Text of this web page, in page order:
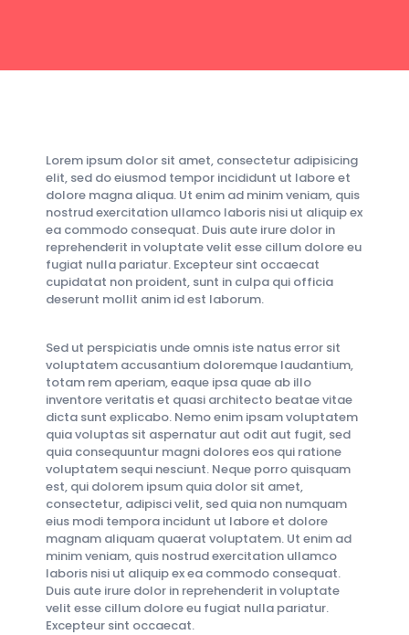
Lorem ipsum dolor sit amet, consectetur adipisicing
elit, sed do eiusmod tempor incididunt ut labore et
dolore magna aliqua. Ut enim ad minim veniam, quis
nostrud exercitation ullamco laboris nisi ut aliquip ex
ea commodo consequat. Duis aute irure dolor in
reprehenderit in voluptate velit esse cillum dolore eu
fugiat nulla pariatur. Excepteur sint occaecat
cupidatat non proident, sunt in culpa qui officia
deserunt mollit anim id est laborum.
Sed ut perspiciatis unde omnis iste natus error sit
voluptatem accusantium doloremque laudantium,
totam rem aperiam, eaque ipsa quae ab illo
inventore veritatis et quasi architecto beatae vitae
dicta sunt explicabo. Nemo enim ipsam voluptatem
quia voluptas sit aspernatur aut odit aut fugit, sed
quia consequuntur magni dolores eos qui ratione
voluptatem sequi nesciunt. Neque porro quisquam
est, qui dolorem ipsum quia dolor sit amet,
consectetur, adipisci velit, sed quia non numquam
eius modi tempora incidunt ut labore et dolore
magnam aliquam quaerat voluptatem. Ut enim ad
minim veniam, quis nostrud exercitation ullamco
laboris nisi ut aliquip ex ea commodo consequat.
Duis aute irure dolor in reprehenderit in voluptate
velit esse cillum dolore eu fugiat nulla pariatur.
Excepteur sint occaecat.